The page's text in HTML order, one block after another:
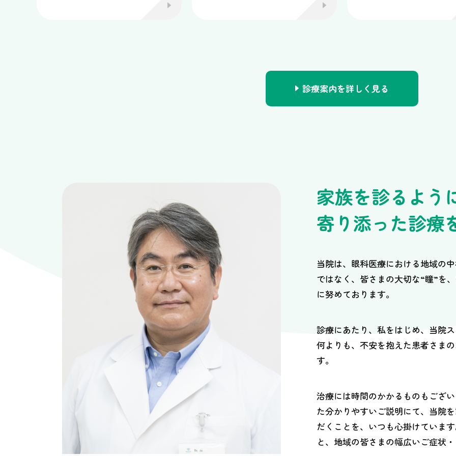
診療案内を詳しく見る
家族を診るよう
寄り添った診療
当院は、眼科医療における地域の
ではなく、皆さまの大切な“瞳”を
に努めております。
診療にあたり、私をはじめ、当院
何よりも、不安を抱えた患者さま
す。
治療には時間のかかるものもござ
た分かりやすいご説明にて、当院
だくことを、いつも心掛けていま
と、地域の皆さまの幅広いご症状